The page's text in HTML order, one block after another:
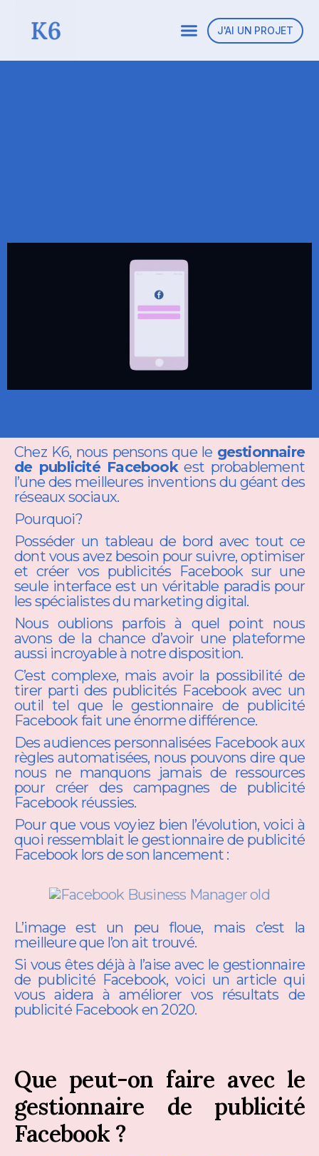
J'AI UN PROJET
Chez K6, nous pensons que le gestionnaire
de publicité Facebookest probablement
l’une des meilleures inventions du géant des
réseaux sociaux.
Pourquoi?
Posséder un tableau de bord avec tout ce
dont vous avez besoin pour suivre, optimiser
et créer vos publicités Facebook sur une
seule interface est un véritable paradis pour
les spécialistes du marketing digital.
Nous oublions parfois à quel point nous
avons de la chance d’avoir une plateforme
aussi incroyable à notre disposition.
C’est complexe, mais avoir la possibilité de
tirer parti des publicités Facebook avec un
outil tel que le gestionnaire de publicité
Facebook fait une énorme différence.
Des audiences personnalisées Facebook aux
règles automatisées, nous pouvons dire que
nous ne manquons jamais de ressources
pour créer des campagnes de publicité
Facebook réussies.
Pour que vous voyiez bien l’évolution, voici à
quoi ressemblait le gestionnaire de publicité
Facebook lors de son lancement :
L’image est un peu floue, mais c’est la
meilleure que l’on ait trouvé.
Si vous êtes déjà à l’aise avec le gestionnaire
de publicité Facebook, voici un article qui
vous aidera à améliorer vos résultats de
publicité Facebook en 2020.
Que peut-on faire avec le
gestionnaire de publicité
Facebook ?